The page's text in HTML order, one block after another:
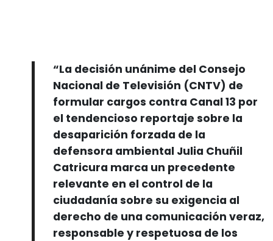
“La decisión unánime del Consejo
Nacional de Televisión (CNTV) de
formular cargos contra Canal 13 por
el tendencioso reportaje sobre la
desaparición forzada de la
defensora ambiental Julia Chuñil
Catricura marca un precedente
relevante en el control de la
ciudadanía sobre su exigencia al
derecho de una comunicación veraz,
responsable y respetuosa de los